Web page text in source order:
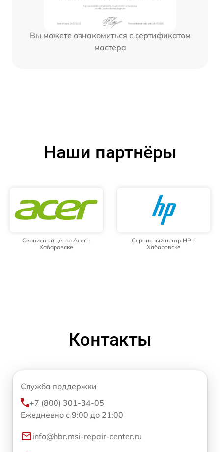
Вы можете ознакомиться с сертификатом
мастера
Наши партнёры
Сервисный центр Acer в
Хабаровске
Сервисный центр HP в
Хабаровске
Контакты
Служба поддержки
+7 (800) 301-34-05
Ежедневно с 9:00 до 21:00
info@hbr.msi-repair-center.ru